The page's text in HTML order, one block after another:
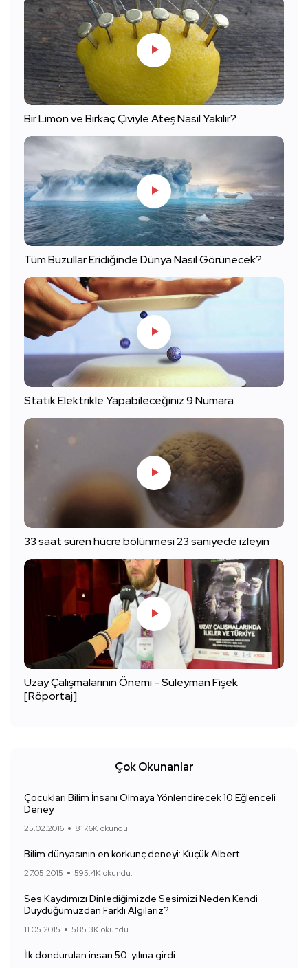
Bir Limon ve Birkaç Çiviyle Ateş Nasıl Yakılır?
Tüm Buzullar Eridiğinde Dünya Nasıl Görünecek?
Statik Elektrikle Yapabileceğiniz 9 Numara
33 saat süren hücre bölünmesi 23 saniyede izleyin
Uzay Çalışmalarının Önemi - Süleyman Fişek
[Röportaj]
Çok Okunanlar
Çocukları Bilim İnsanı Olmaya Yönlendirecek 10 Eğlenceli
Deney
25.02.2016 817.6K okundu.
Bilim dünyasının en korkunç deneyi: Küçük Albert
27.05.2015 595.4K okundu.
Ses Kaydımızı Dinlediğimizde Sesimizi Neden Kendi
Duyduğumuzdan Farklı Algılarız?
11.05.2015 585.3K okundu.
İlk dondurulan insan 50. yılına girdi